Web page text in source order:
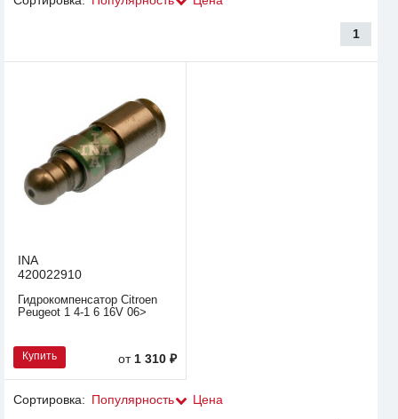
1
INA
420022910
Гидрокомпенсатор Citroen
Peugeot 1 4-1 6 16V 06>
Купить от 1 310 ₽
Сортировка: Популярность Цена